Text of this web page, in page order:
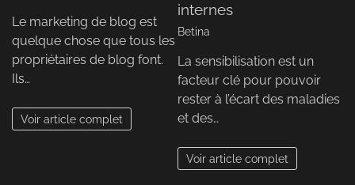
Le marketing de blog est
quelque chose que tous les
propriétaires de blog font.
Ils…
Voir article complet
internes
Betina
La sensibilisation est un
facteur clé pour pouvoir
rester à l’écart des maladies
et des…
Voir article complet